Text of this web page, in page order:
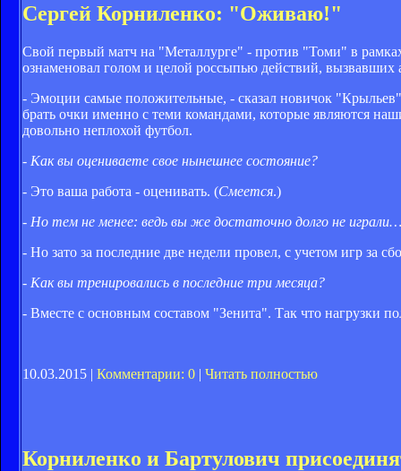
Сергей Корниленко: "Оживаю!"
Свой первый матч на "Металлурге" - против "Томи" в
ознаменовал голом и целой россыпью действий, вызвавших
- Эмоции самые положительные, - сказал новичок "Крыльев"
брать очки именно с теми командами, которые являются
довольно неплохой футбол.
- Как вы оцениваете свое нынешнее состояние?
- Это ваша работа - оценивать. (Смеется.)
- Но тем не менее: ведь вы же достаточно долго не играли…
- Но зато за последние две недели провел, с учетом игр за
- Как вы тренировались в последние три месяца?
- Вместе с основным составом "Зенита". Так что нагрузки
10.03.2015 | Комментарии: 0 | Читать полностью
Корниленко и Бартулович